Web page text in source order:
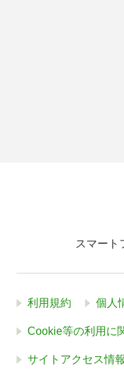
スマート
利用規約 個人
Cookie等の利用に
サイトアクセス情